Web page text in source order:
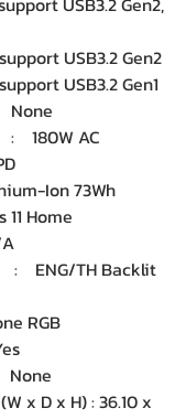
USB3.2 Gen2
USB3.2 Gen1
: 180W AC
Ion 73Wh
Home
: ENG/TH Backlit
RGB
x D x H) : 36.10 x